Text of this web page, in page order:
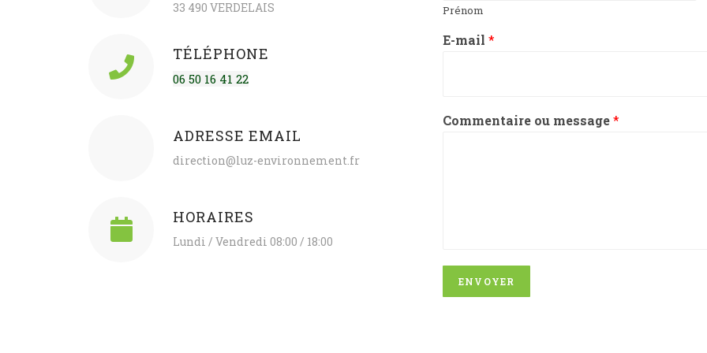
33 490 VERDELAIS
TÉLÉPHONE
06 50 16 41 22
ADRESSE EMAIL
direction@luz-environnement.fr
HORAIRES
Lundi / Vendredi 08:00 / 18:00
Prénom
E-mail *
Commentaire ou message*
ENVOYER